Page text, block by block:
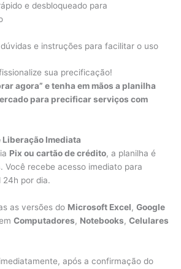
e desbloqueado para
e instruções para facilitar o uso
sua precificação!
agora” e tenha em mãos a planilha
para precificar serviços com
Liberação Imediata
Pix ou cartão de crédito, a planilha é
. Você recebe acesso imediato para
24h por dia.
as versões do Microsoft Excel, Google
Computadores, Notebooks, Celulares
após a confirmação do